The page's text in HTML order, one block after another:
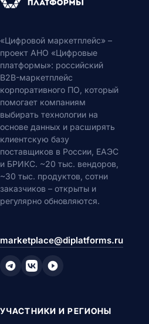
«Цифровой маркетплейс» –
проект АНО «Цифровые
платформы»: российский
B2B-маркетплейс
корпоративного ПО, который
помогает компаниям
выбирать технологии на
основе данных и расширять
клиентскую базу
поставщиков в России, ЕАЭС
и БРИКС. ~20 тыс. вендоров,
~30 тыс. продуктов, сотни
заказчиков – открыты и
регулярно обновляются.
marketplace@diplatforms.ru
УЧАСТНИКИ И РЕГИОНЫ